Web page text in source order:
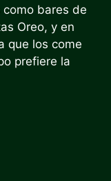
bares de
Oreo, y en
que los come
prefiere la